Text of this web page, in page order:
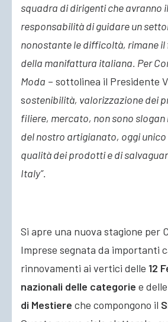
squadra di dirigenti che avranno
responsabilità di guidare un
nonostante le difficoltà, rimane il
della manifattura italiana. Per
Moda – sottolinea il Presidente
sostenibilità, valorizzazione dei
filiere, mercato, non sono slogan
del nostro artigianato, oggi
qualità dei prodotti e di
Italy”.
Si apre una nuova stagione per
Imprese segnata da importanti
rinnovamenti ai vertici delle 12
nazionali delle categorie e delle
di Mestiere che compongono il